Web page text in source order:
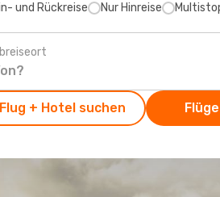
und Rückreise Nur Hinreise
Flug + Hotel suchen